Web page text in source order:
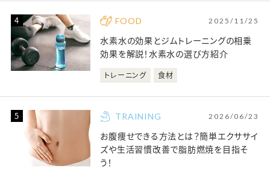
FOOD 2025/11/25
水素水の効果とジムトレーニングの相乗
効果を解説！水素水の選び方紹介
トレーニング 食材
TRAINING 2026/06/23
お腹痩せできる方法とは？簡単エクササイ
ズや生活習慣改善で脂肪燃焼を目指そ
う！